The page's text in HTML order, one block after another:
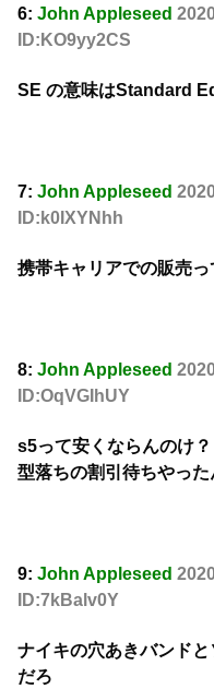
6: John Appleseed
ID:KO9yy2CS
SE の意味はStandard
7: John Appleseed
ID:k0IXYNhh
携帯キャリアでの販売っ
8: John Appleseed
ID:OqVGIhUY
s5って安くならんのけ？
型落ちの割引待ちやっ
9: John Appleseed
ID:7kBalv0Y
ナイキの穴あきバンド
だろ